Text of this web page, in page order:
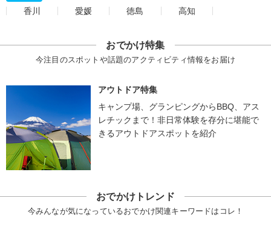
香川
愛媛 徳島 高知
おでかけ特集
今注目のスポットや話題のアクティビティ情報をお届け
アウトドア特集
キャンプ場、グランピングからBBQ、アス
レチックまで！非日常体験を存分に堪能で
きるアウトドアスポットを紹介
おでかけトレンド
今みんなが気になっているおでかけ関連キーワードはコレ！